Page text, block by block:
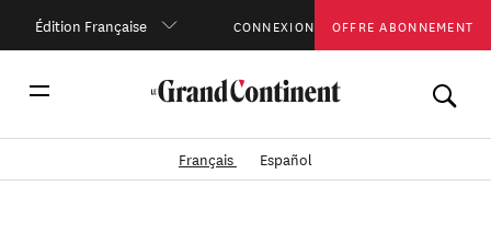
Édition Française CONNEXION OFFRE ABONNEMENT
Français Español